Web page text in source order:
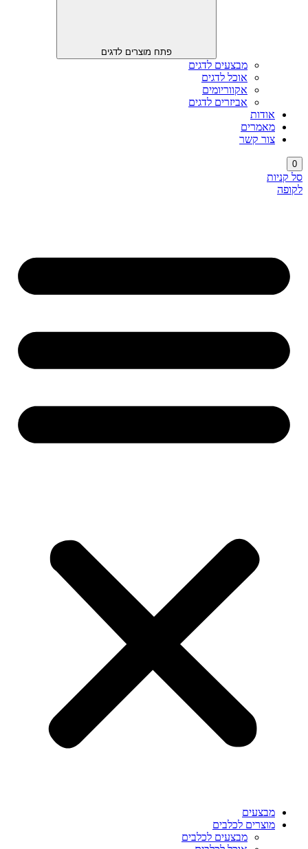
פתח מוצרים לדגים
מבצעים לדגים
אוכל לדגים
אקווריומים
אביזרים לדגים
אודות
מאמרים
צור קשר
0
סל קניות
לקופה
מבצעים
מוצרים לכלבים
מבצעים לכלבים